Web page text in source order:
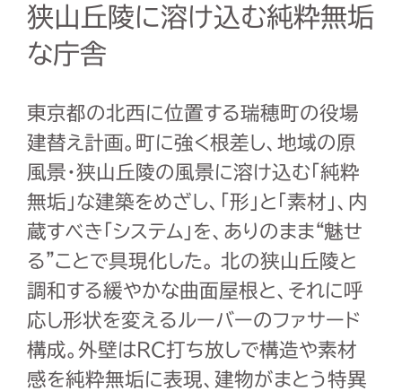
狭山丘陵に溶け込む純粋無垢
な庁舎
東京都の北西に位置する瑞穂町の役場
建替え計画。町に強く根差し、地域の原
風景・狭山丘陵の風景に溶け込む「純粋
無垢」な建築をめざし、「形」と「素材」、内
蔵すべき「システム」を、ありのまま“魅せ
る”ことで具現化した。 北の狭山丘陵と
調和する緩やかな曲面屋根と、それに呼
応し形状を変えるルーバーのファサード
構成。外壁はRC打ち放しで構造や素材
感を純粋無垢に表現、建物がまとう特異